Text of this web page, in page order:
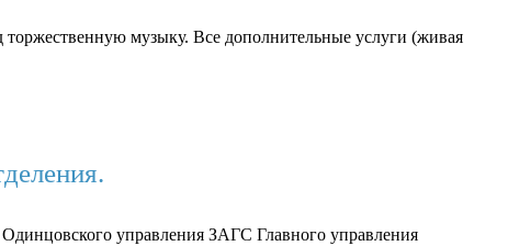
музыку. Все дополнительные услуги (живая
управления ЗАГС Главного управления